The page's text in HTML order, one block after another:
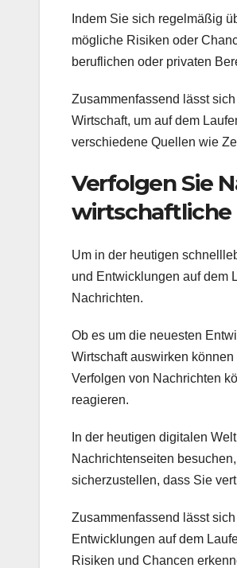
Indem Sie sich regelmäßig
mögliche Risiken oder
beruflichen oder privaten
Zusammenfassend lässt
Wirtschaft, um auf dem
verschiedene Quellen wie
Verfolgen Sie
wirtschaftliche
Um in der heutigen
und Entwicklungen auf dem
Nachrichten.
Ob es um die neuesten
Wirtschaft auswirken
Verfolgen von Nachrichten
reagieren.
In der heutigen digitalen
Nachrichtenseiten
sicherzustellen, dass Sie
Zusammenfassend lässt
Entwicklungen auf dem
Risiken und Chancen